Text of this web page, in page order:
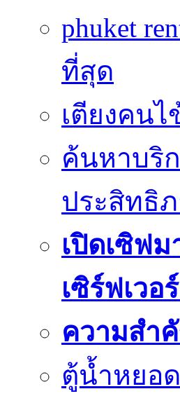
phuket
ที่สุด
เตียงคน
ค้นหาบริ
ประสิทธิ
เปิดเซิฟ
เซิร์ฟเว
ความสำ
ตู้น้ำหยอ